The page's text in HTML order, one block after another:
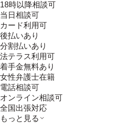
18時以降相談可
当日相談可
カード利用可
後払いあり
分割払いあり
法テラス利用可
着手金無料あり
女性弁護士在籍
電話相談可
オンライン相談可
全国出張対応
もっと見る